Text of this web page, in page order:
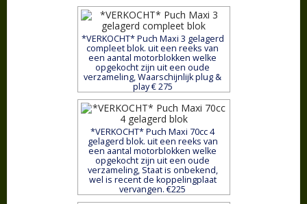
*VERKOCHT* Puch Maxi 3 gelagerd
compleet blok. uit een reeks van
een aantal motorblokken welke
opgekocht zijn uit een oude
verzameling, Waarschijnlijk plug &
play € 275
*VERKOCHT* Puch Maxi 70cc 4
gelagerd blok. uit een reeks van
een aantal motorblokken welke
opgekocht zijn uit een oude
verzameling, Staat is onbekend,
wel is recent de koppelingplaat
vervangen. €225